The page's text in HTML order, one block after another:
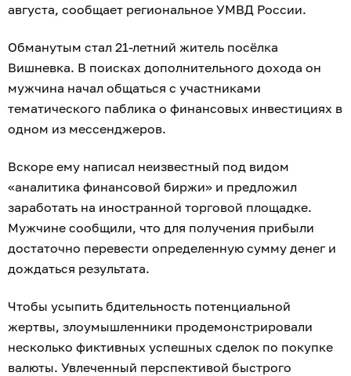
августа, сообщает региональное УМВД России.
Обманутым стал 21-летний житель посёлка
Вишневка. В поисках дополнительного дохода он
мужчина начал общаться с участниками
тематического паблика о финансовых инвестициях в
одном из мессенджеров.
Вскоре ему написал неизвестный под видом
«аналитика финансовой биржи» и предложил
заработать на иностранной торговой площадке.
Мужчине сообщили, что для получения прибыли
достаточно перевести определенную сумму денег и
дождаться результата.
Чтобы усыпить бдительность потенциальной
жертвы, злоумышленники продемонстрировали
несколько фиктивных успешных сделок по покупке
валюты. Увлеченный перспективой быстрого